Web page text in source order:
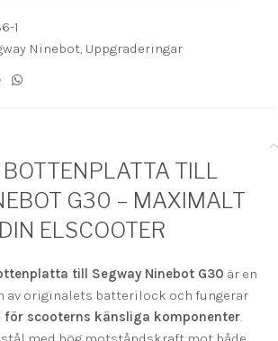
1
Ninebot, Uppgraderingar
BOTTENPLATTA TILL
G30 – MAXIMALT
ELSCOOTER
till Segway Ninebot G30 är en
av originalets batterilock och fungerar
för scooterns känsliga komponenter.